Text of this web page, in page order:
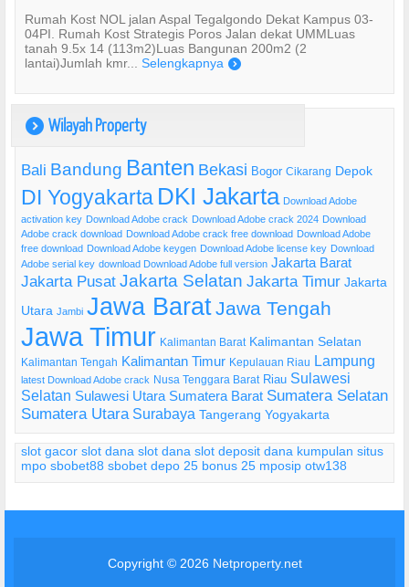
Rumah Kost NOL jalan Aspal Tegalgondo Dekat Kampus 03-
04PI. Rumah Kost Strategis Poros Jalan dekat UMMLuas
tanah 9.5x 14 (113m2)Luas Bangunan 200m2 (2
lantai)Jumlah kmr... Selengkapnya )
) Wilayah Property
Bali Bandung Banten Bekasi Bogor Cikarang Depok
DI Yogyakarta DKI Jakarta Download Adobe
activation key Download Adobe crack Download Adobe crack 2024 Download
Adobe crack download Download Adobe crack free download Download Adobe
free download Download Adobe keygen Download Adobe license key Download
Adobe serial key download Download Adobe full version Jakarta Barat
Jakarta Pusat Jakarta Selatan Jakarta Timur Jakarta
Utara Jambi Jawa BaratJawa Tengah
Jawa Timur Kalimantan Barat Kalimantan Selatan
Kalimantan Tengah Kalimantan Timur Kepulauan Riau Lampung
latest Download Adobe crack Nusa Tenggara Barat Riau Sulawesi
Selatan Sulawesi Utara Sumatera Barat Sumatera Selatan
Sumatera Utara Surabaya Tangerang Yogyakarta
slot gacor slot dana slot dana slot deposit dana kumpulan situs
mpo sbobet88 sbobet depo 25 bonus 25 mposip otw138
Copyright © 2026 Netproperty.net